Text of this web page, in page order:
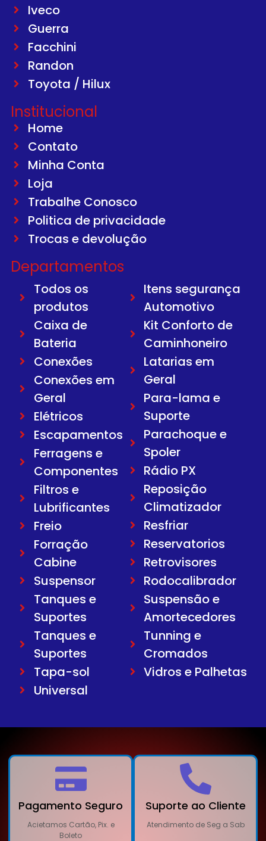
Iveco
Guerra
Facchini
Randon
Toyota / Hilux
Institucional
Home
Contato
Minha Conta
Loja
Trabalhe Conosco
Politica de privacidade
Trocas e devolução
Departamentos
Todos os
produtos
Caixa de
Bateria
Conexões
Conexões em
Geral
Elétricos
Escapamentos
Ferragens e
Componentes
Filtros e
Lubrificantes
Freio
Forração
Cabine
Suspensor
Tanques e
Suportes
Tanques e
Suportes
Tapa-sol
Universal
Itens segurança
Automotivo
Kit Conforto de
Caminhoneiro
Latarias em
Geral
Para-lama e
Suporte
Parachoque e
Spoler
Rádio PX
Reposição
Climatizador
Resfriar
Reservatorios
Retrovisores
Rodocalibrador
Suspensão e
Amortecedores
Tunning e
Cromados
Vidros e Palhetas
Pagamento Seguro
Acietamos Cartão, Pix. e
Boleto
Suporte ao Cliente
Atendimento de Seg a Sab